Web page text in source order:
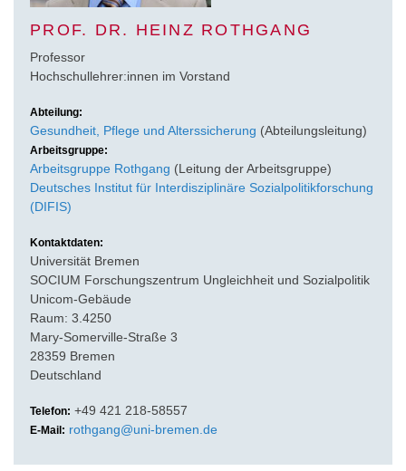
PROF. DR. HEINZ ROTHGANG
Professor
Hochschullehrer:innen im Vorstand
Abteilung:
Gesundheit, Pflege und Alterssicherung (Abteilungsleitung)
Arbeitsgruppe:
Arbeitsgruppe Rothgang (Leitung der Arbeitsgruppe)
Deutsches Institut für Interdisziplinäre Sozialpolitikforschung
(DIFIS)
Kontaktdaten:
Universität Bremen
SOCIUM Forschungszentrum Ungleichheit und Sozialpolitik
Unicom-Gebäude
Raum: 3.4250
Mary-Somerville-Straße 3
28359 Bremen
Deutschland
Telefon: +49 421 218-58557
E-Mail: rothgang@uni-bremen.de